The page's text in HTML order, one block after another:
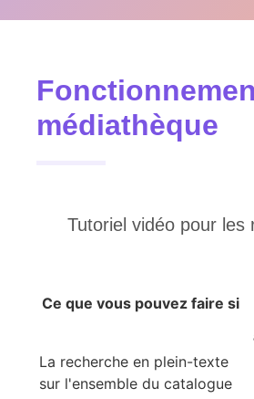
médiathèque
Tutoriel vidéo pour les
Ce que vous pouvez faire si
La recherche en plein-texte
sur l'ensemble du catalogue